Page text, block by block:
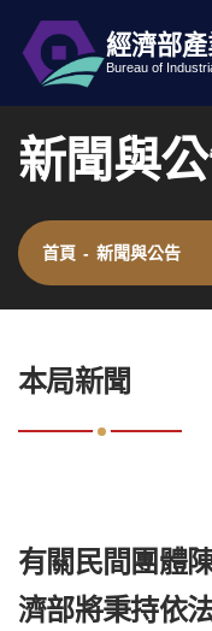
跳到主要內容
網站導覽
經濟部
Bureau of
新聞與
首頁 - 新聞與公告
本局新聞
有關民間團體
濟部將秉持依